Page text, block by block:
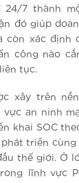
24/7 thành
đó giúp
còn xác định
công nào
tục.
xây trên
an ninh
khai SOC
triển
thế giới. Ở
lĩnh vực